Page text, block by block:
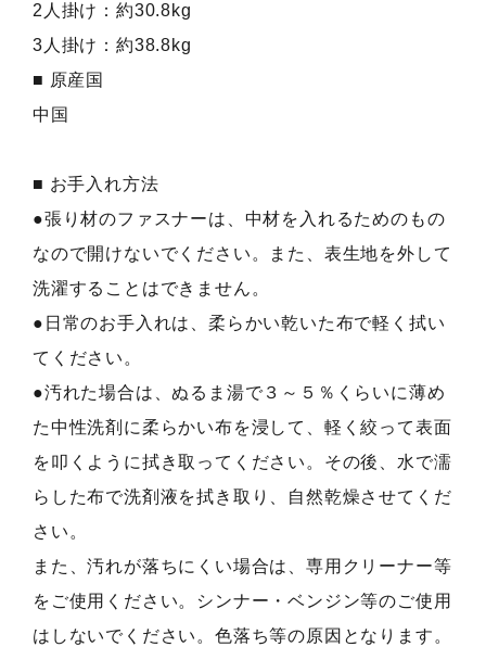
2人掛け：約30.8kg
3人掛け：約38.8kg
■ 原産国
中国
■ お手入れ方法
●張り材のファスナーは、中材を入れるためのもの
なので開けないでください。また、表生地を外して
洗濯することはできません。
●日常のお手入れは、柔らかい乾いた布で軽く拭い
てください。
●汚れた場合は、ぬるま湯で３～５％くらいに薄め
た中性洗剤に柔らかい布を浸して、軽く絞って表面
を叩くように拭き取ってください。その後、水で濡
らした布で洗剤液を拭き取り、自然乾燥させてくだ
さい。
また、汚れが落ちにくい場合は、専用クリーナー等
をご使用ください。シンナー・ベンジン等のご使用
はしないでください。色落ち等の原因となります。